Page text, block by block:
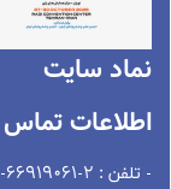
نماد سايت
اطلاعات تماس
- تلفن : 2-66919061-021